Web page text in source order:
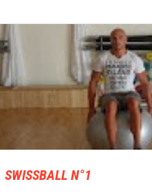
SWISSBALL N°1